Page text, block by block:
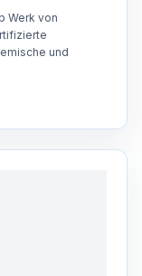
Werk von
und